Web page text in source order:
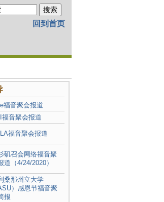
回到首页
福音聚会报道
福音聚会报道
福音聚会报道
矶召会网络福音聚
道（4/24/2020）
桑那州立大学
）感恩节福音聚
报